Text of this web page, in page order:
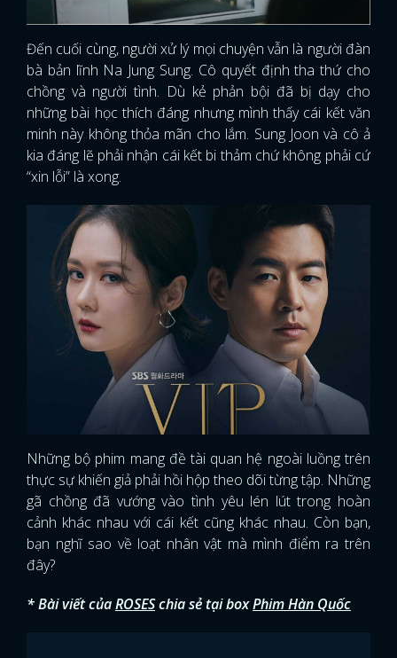
Đến cuối cùng, người xử lý mọi chuyện vẫn là người đàn
bà bản lĩnh Na Jung Sung. Cô quyết định tha thứ cho
chồng và người tình. Dù kẻ phản bội đã bị dạy cho
những bài học thích đáng nhưng mình thấy cái kết văn
minh này không thỏa mãn cho lắm. Sung Joon và cô ả
kia đáng lẽ phải nhận cái kết bi thảm chứ không phải cứ
“xin lỗi” là xong.
Những bộ phim mang đề tài quan hệ ngoài luồng trên
thực sự khiến giả phải hồi hộp theo dõi từng tập. Những
gã chồng đã vướng vào tình yêu lén lút trong hoàn
cảnh khác nhau với cái kết cũng khác nhau. Còn bạn,
bạn nghĩ sao về loạt nhân vật mà mình điểm ra trên
đây?
* Bài viết củaROSESchia sẻ tại boxPhim Hàn Quốc